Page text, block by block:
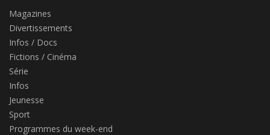
Magazines
Divertissements
Infos / Docs
Fictions / Cinéma
Série
Infos
Jeunesse
Sport
Programmes du week-end